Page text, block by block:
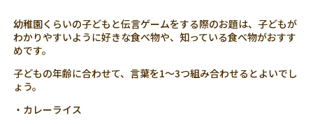
幼稚園くらいの子どもと伝言ゲームをする際のお題は、子どもが
わかりやすいように好きな食べ物や、知っている食べ物がおすす
めです。
子どもの年齢に合わせて、言葉を1～3つ組み合わせるとよいでし
ょう。
・カレーライス